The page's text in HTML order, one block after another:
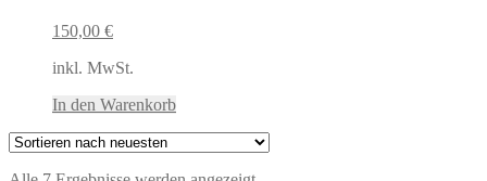
150,00 €
inkl. MwSt.
In den Warenkorb